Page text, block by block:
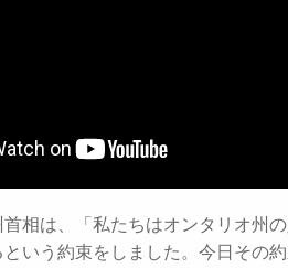
相は、「私たちはオンタリオ州
いう約束をしました。今日その